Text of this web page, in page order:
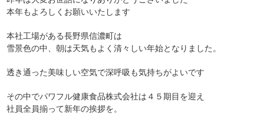
本年もよろしくお願いいたします
本社工場がある長野県信濃町は
雪景色の中、朝は天気もよく清々しい年始となりました。
透き通った美味しい空気で深呼吸も気持ちがよいです
その中でパワフル健康食品株式会社は４５期目を迎え
社員全員揃って新年の挨拶を。